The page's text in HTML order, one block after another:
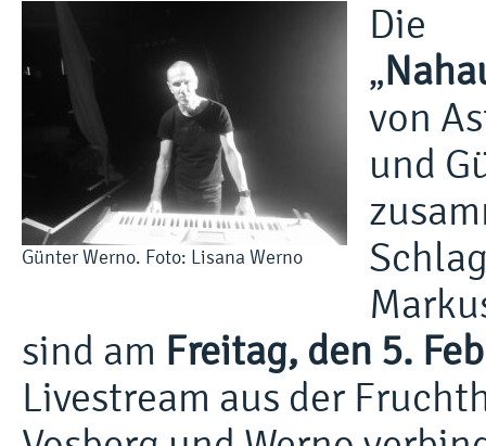
Günter Werno. Foto: Lisana Werno
Die
„
von
und
sind am Freitag, den 5.
Livestream aus der